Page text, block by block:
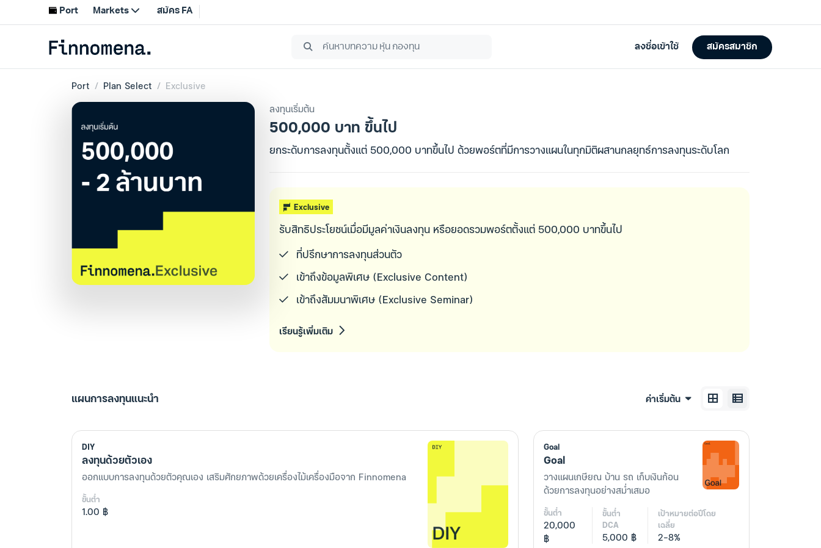
Port Plan Select
Exclusive
ลงทุนเริ่มต้น
500,000 บาท ขึ้นไป
ยกระดับการลงทุนตั้งแต่ 500,000 บาทขึ้นไป ด้วยพอร์ตที่มีการวางแผนในทุกมิติผสานกลยุทธ์การลงทุนระดับโลก
Exclusive
รับสิทธิประโยชน์เมื่อมีมูลค่าเงินลงทุน หรือยอดรวมพอร์ตตั้งแต่ 500,000 บาทขึ้นไป
ที่ปรึกษาการลงทุนส่วนตัว
เข้าถึงข้อมูลพิเศษ (Exclusive Content)
เข้าถึงสัมมนาพิเศษ (Exclusive Seminar)
เรียนรู้เพิ่มเติม
แผนการลงทุนแนะนำ ค่าเริ่มต้น
DIY
ลงทุนด้วยตัวเอง
ออกแบบการลงทุนด้วยตัวคุณเอง เสริมศักยภาพด้วยเครื่องไม้เครื่องมือจาก Finnomena
ขั้นต่ำ
1.00 ฿
Goal
Goal
วางแผนเกษียณ บ้าน รถ เก็บเงินก้อน
ด้วยการลงทุนอย่างสม่ำเสมอ
ขั้นต่ำ
20,000
฿
ขั้นต่ำ
DCA
5,000 ฿
เป้าหมายต่อปีโดย
เฉลี่ย
2-8%